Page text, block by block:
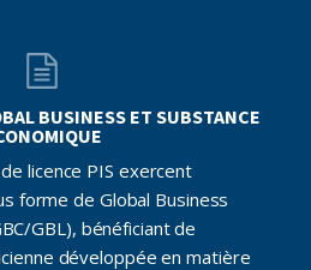
BUSINESS ET SUBSTANCE
licence PIS exercent
forme de Global Business
GBL), bénéficiant de
développée en matière